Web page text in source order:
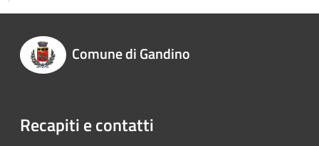
Comune di Gandino
Recapiti e contatti